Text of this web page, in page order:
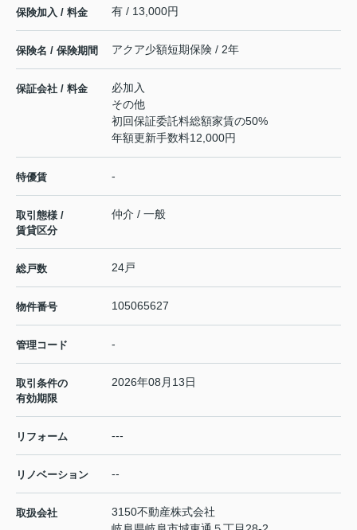
保険加入 / 料金 有 / 13,000円
保険名 / 保険期間 アクア少額短期保険 / 2年
保証会社 / 料金
必加入
その他
初回保証委託料総額家賃の50%
年額更新手数料12,000円
特優賃 -
取引態様 /
賃貸区分
仲介 / 一般
総戸数 24戸
物件番号 105065627
管理コード -
取引条件の
有効期限
2026年08月13日
リフォーム ---
リノベーション --
取扱会社
3150不動産株式会社